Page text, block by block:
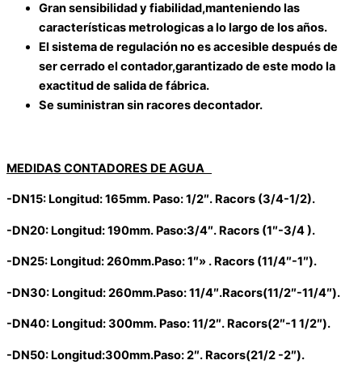
Gran sensibilidad y fiabilidad,manteniendo las
características metrologicas a lo largo de los años.
El sistema de regulación no es accesible después de
ser cerrado el contador,garantizado de este modo la
exactitud de salida de fábrica.
Se suministran sin racores decontador.
MEDIDAS CONTADORES DE AGUA
-DN15: Longitud: 165mm. Paso: 1/2″. Racors (3/4-1/2).
-DN20: Longitud: 190mm. Paso:3/4″. Racors (1″-3/4 ).
-DN25: Longitud: 260mm.Paso: 1″» . Racors (11/4″-1″).
-DN30: Longitud: 260mm.Paso: 11/4″.Racors(11/2″-11/4″).
-DN40: Longitud: 300mm. Paso: 11/2″. Racors(2″-1 1/2″).
-DN50: Longitud:300mm.Paso: 2″. Racors(21/2 -2″).